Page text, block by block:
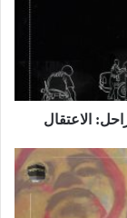
الاعتقال